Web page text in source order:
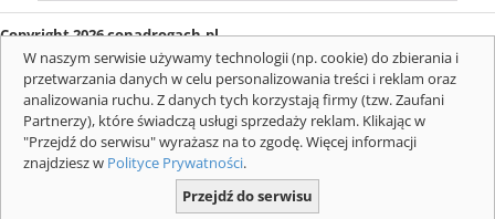
Copyright 2026 conadrogach.pl
O firmie
Redakcja Regulamin
Informacje o cookies
Mapa serwisu
Komunikaty
W naszym serwisie używamy technologii (np. cookie) do zbierania i
przetwarzania danych w celu personalizowania treści i reklam oraz
analizowania ruchu. Z danych tych korzystają firmy (tzw. Zaufani
Partnerzy), które świadczą usługi sprzedaży reklam. Klikając w
"Przejdź do serwisu" wyrażasz na to zgodę. Więcej informacji
znajdziesz w Polityce Prywatności.
Przejdź do serwisu